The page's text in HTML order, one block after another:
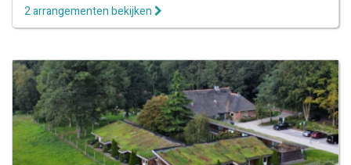
2 arrangementen bekijken